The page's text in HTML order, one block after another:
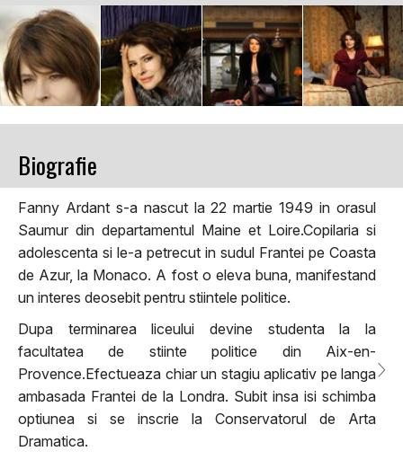
Biografie
Fanny Ardant s-a nascut la 22 martie 1949 in orasul
Saumur din departamentul Maine et Loire.Copilaria si
adolescenta si le-a petrecut in sudul Frantei pe Coasta
de Azur, la Monaco. A fost o eleva buna, manifestand
un interes deosebit pentru stiintele politice.
Dupa terminarea liceului devine studenta la la
facultatea de stiinte politice din Aix-en-
Provence.Efectueaza chiar un stagiu aplicativ pe langa
ambasada Frantei de la Londra. Subit insa isi schimba
optiunea si se inscrie la Conservatorul de Arta
Dramatica.